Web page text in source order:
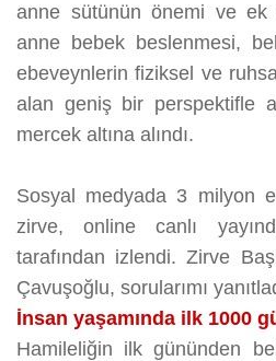
anne sütünün önemi ve ek
anne bebek beslenmesi,
ebeveynlerin fiziksel ve
alan geniş bir perspektifle
mercek altına alındı.
Sosyal medyada 3 milyon
zirve, online canlı
tarafından izlendi. Zirve
Çavuşoğlu, sorularımı
İnsan yaşamında ilk 1000
Hamileliğin ilk gününden